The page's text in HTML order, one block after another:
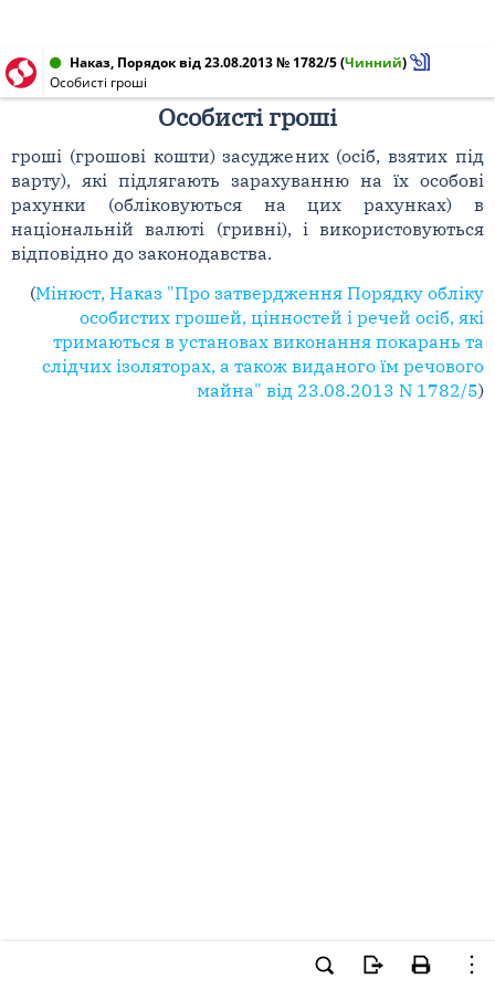
Наказ, Порядок від 23.08.2013 № 1782/5(Чинний)
Особисті гроші